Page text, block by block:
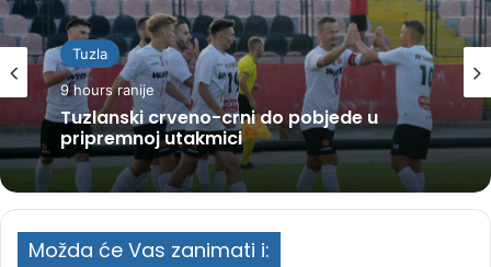
Tuzla
9 hours ranije
Tuzlanski crveno-crni do pobjede u
pripremnoj utakmici
Možda će Vas zanimati i: